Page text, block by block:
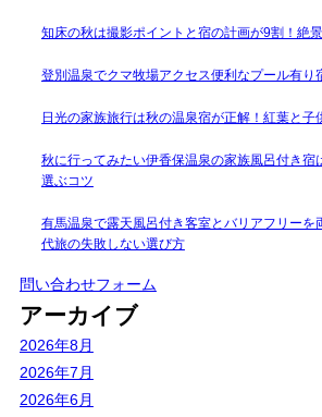
知床の秋は撮影ポイントと宿の計画が9割！絶
登別温泉でクマ牧場アクセス便利なプール有り
日光の家族旅行は秋の温泉宿が正解！紅葉と子
秋に行ってみたい伊香保温泉の家族風呂付き宿
選ぶコツ
有馬温泉で露天風呂付き客室とバリアフリーを
代旅の失敗しない選び方
問い合わせフォーム
アーカイブ
2026年8月
2026年7月
2026年6月